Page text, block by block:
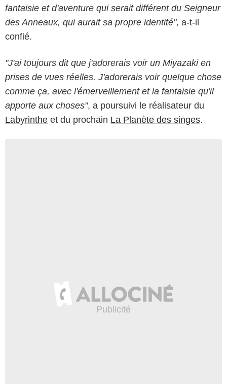
fantaisie et d'aventure qui serait différent du Seigneur
des Anneaux, qui aurait sa propre identité", a-t-il
confié.
"J'ai toujours dit que j'adorerais voir un Miyazaki en
prises de vues réelles. J'adorerais voir quelque chose
comme ça, avec l'émerveillement et la fantaisie qu'il
apporte aux choses", a poursuivi le réalisateur du
Labyrinthe et du prochain La Planète des singes.